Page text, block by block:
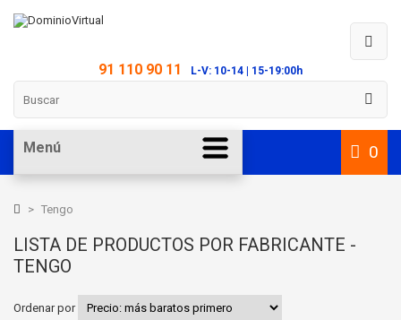
91 110 90 11 L-V: 10-14 | 15-19:00h
0
Menú
> Tengo
LISTA DE PRODUCTOS POR FABRICANTE -
TENGO
Ordenar por